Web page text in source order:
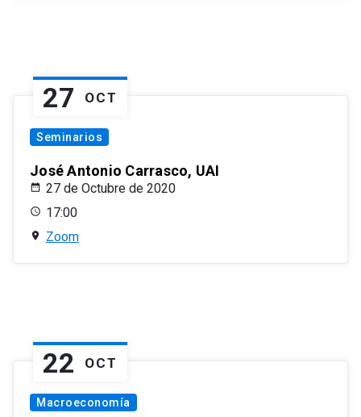
27 OCT
Seminarios
José Antonio Carrasco, UAI
27 de Octubre de 2020
17:00
Zoom
22 OCT
Macroeconomía